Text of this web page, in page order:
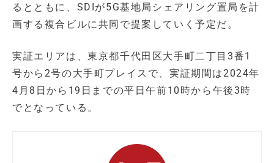
るとともに、SDIが5G基地局シェアリング置局を計
画する複合ビルに共同で提案していく予定だ。
実証エリアは、東京都千代田区大手町二丁目3番1
号から2号の大手町プレイスで、実証期間は2024年
4月8日から19日までの平日午前10時から午後3時
でとなっている。